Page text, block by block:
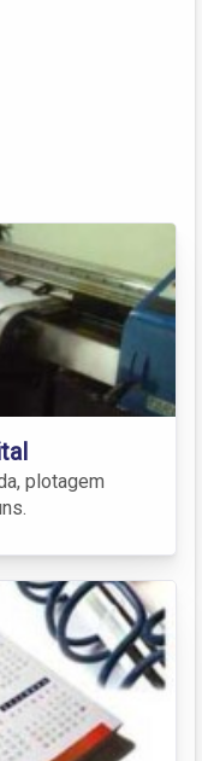
plotagem